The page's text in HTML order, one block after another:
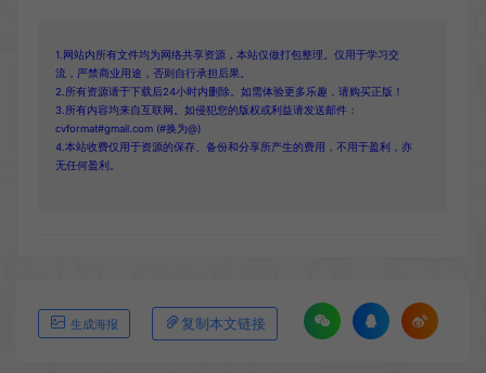
1.网站内所有文件均为网络共享资源，本站仅做打包整理。仅用于学习交
流，严禁商业用途，否则自行承担后果。
2.所有资源请于下载后24小时内删除。如需体验更多乐趣，请购买正版！
3.所有内容均来自互联网。如侵犯您的版权或利益请发送邮件：
cvformat#gmail.com (#换为@)
4.本站收费仅用于资源的保存、备份和分享所产生的费用，不用于盈利，亦
无任何盈利。
生成海报 复制本文链接